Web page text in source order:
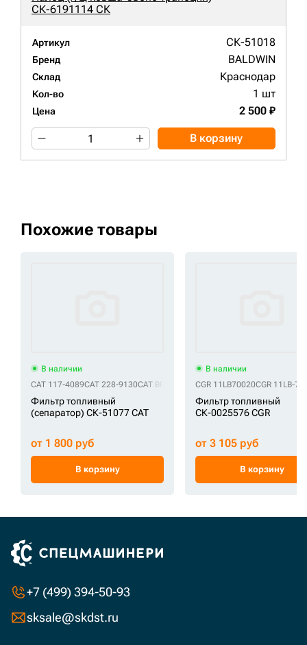
СК-6191114 СК
Артикул СК-51018
Бренд BALDWIN
Склад Краснодар
Кол-во 1 шт
Цена 2 500 ₽
В корзину
Похожие товары
В наличии
CAT 117-4089CAT 228-9130CAT BF7679 CAT CX779CAT FS19837 CAT
Фильтр топливный
(сепаратор) СК-51077 CAT
от 1 800 руб
В корзину
В наличии
CGR 11LB70020CGR 11LB-
Фильтр топливный
СК-0025576 CGR
от 3 105 руб
В корзину
+7 (499) 394-50-93
sksale@skdst.ru